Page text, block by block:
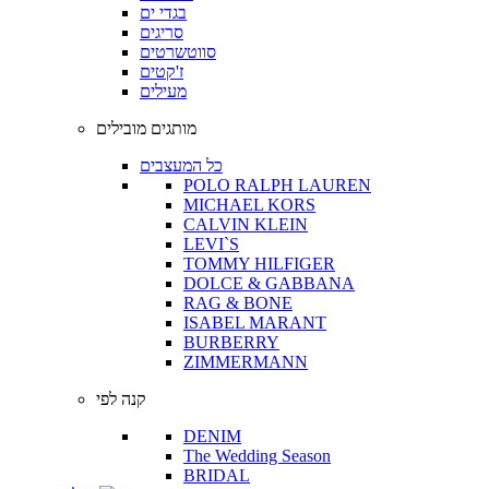
בגדי ים
סריגים
סווטשרטים
ז'קטים
מעילים
מותגים מובילים
כל המעצבים
POLO RALPH LAUREN
MICHAEL KORS
CALVIN KLEIN
LEVI`S
TOMMY HILFIGER
DOLCE & GABBANA
RAG & BONE
ISABEL MARANT
BURBERRY
ZIMMERMANN
קנה לפי
DENIM
The Wedding Season
BRIDAL